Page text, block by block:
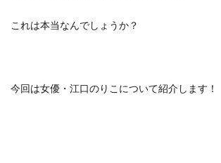
これは本当なんでしょうか？
今回は女優・江口のりこについて紹介します！